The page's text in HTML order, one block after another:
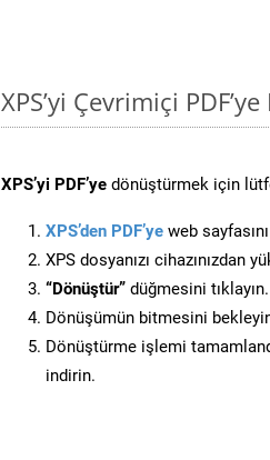
XPS’yi Çevrimiçi
XPS’yi PDF’ye dönüştürmek için
XPS’den PDF’ye web
XPS dosyanızı cihazınızdan
“Dönüştür” düğmesini tıklayın.
Dönüşümün bitmesini
Dönüştürme işlemi
indirin.